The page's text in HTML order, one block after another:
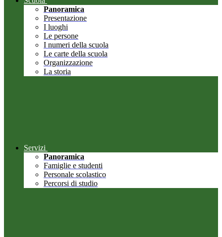
Panoramica
Presentazione
I luoghi
Le persone
I numeri della scuola
Le carte della scuola
Organizzazione
La storia
Servizi
Panoramica
Famiglie e studenti
Personale scolastico
Percorsi di studio